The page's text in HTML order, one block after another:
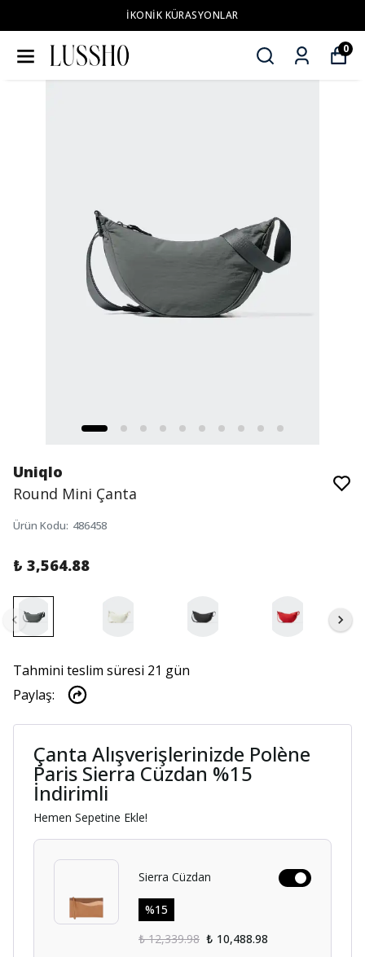
İKONİK KÜRASYONLAR
0
Uniqlo
Round Mini Çanta
Ürün Kodu: 486458
₺ 3,564.88
Tahmini teslim süresi 21 gün
Paylaş:
Çanta Alışverişlerinizde Polène
Paris Sierra Cüzdan %15
İndirimli
Hemen Sepetine Ekle!
Sierra Cüzdan
%15
₺ 12,339.98 ₺ 10,488.98